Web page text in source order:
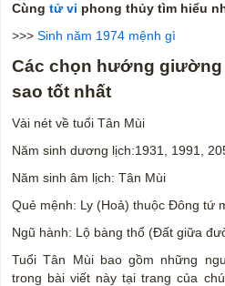
Cùng tử vi phong thủy tìm hiểu
>>> Sinh năm 1974 mệnh gì
Các chọn hướng giường
sao tốt nhất
Vài nét về tuổi Tân Mùi
Năm sinh dương lịch:1931, 1991,
Năm sinh âm lịch: Tân Mùi
Quẻ mệnh: Ly (Hoả) thuộc Đông tứ
Ngũ hành: Lộ bàng thổ (Đất giữa
Tuổi Tân Mùi bao gồm những
trong bài viết này tại trang của